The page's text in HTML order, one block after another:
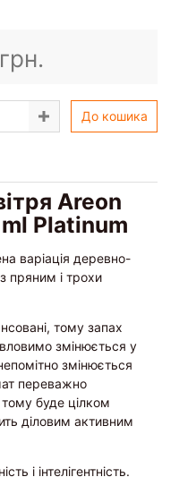
грн.
До кошика
Areon
Platinum
варіація деревно-
пряним і трохи
тому запах
змінюється у
змінюється
переважно
буде цілком
діловим активним
і інтелігентність.